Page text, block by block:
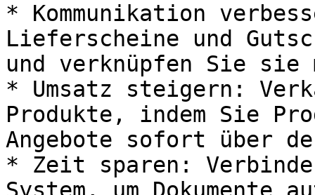
* Kommunikation
Lieferscheine und
und verknüpfen Sie
* Umsatz steigern:
Produkte, indem Sie
Angebote sofort über
* Zeit sparen: